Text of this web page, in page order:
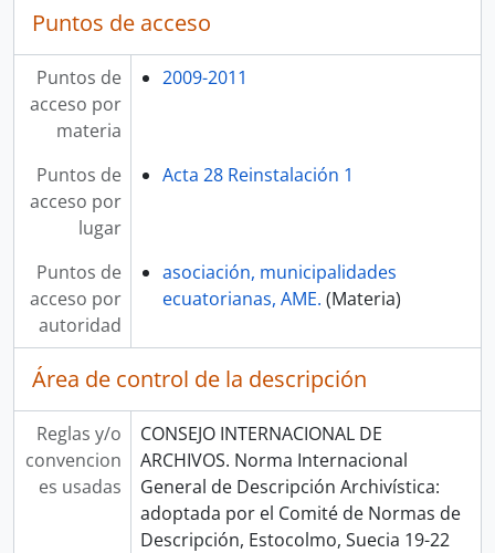
Puntos de acceso
Puntos de
acceso por
materia
2009-2011
Puntos de
acceso por
lugar
Acta 28 Reinstalación 1
Puntos de
acceso por
autoridad
asociación, municipalidades
ecuatorianas, AME. (Materia)
Área de control de la descripción
Reglas y/o
convencion
es usadas
CONSEJO INTERNACIONAL DE
ARCHIVOS. Norma Internacional
General de Descripción Archivística:
adoptada por el Comité de Normas de
Descripción, Estocolmo, Suecia 19-22